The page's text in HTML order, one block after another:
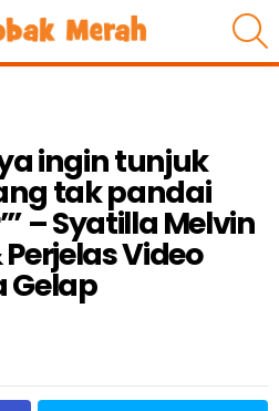
ingin tunjuk
tak pandai
– Syatilla Melvin
Video
Gelap